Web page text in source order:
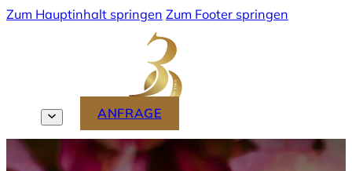
Zum Hauptinhalt springen Zum Footer springen
ANFRAGE